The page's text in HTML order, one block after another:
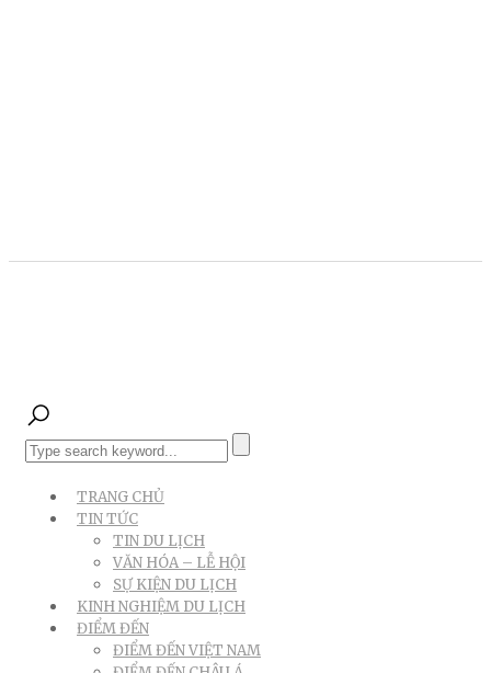
TRANG CHỦ
TIN TỨC
TIN DU LỊCH
VĂN HÓA – LỄ HỘI
SỰ KIỆN DU LỊCH
KINH NGHIỆM DU LỊCH
ĐIỂM ĐẾN
ĐIỂM ĐẾN VIỆT NAM